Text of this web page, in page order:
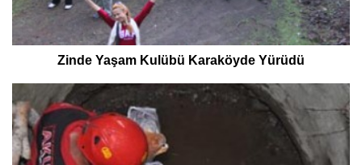
Zinde Yaşam Kulübü Karaköyde Yürüdü